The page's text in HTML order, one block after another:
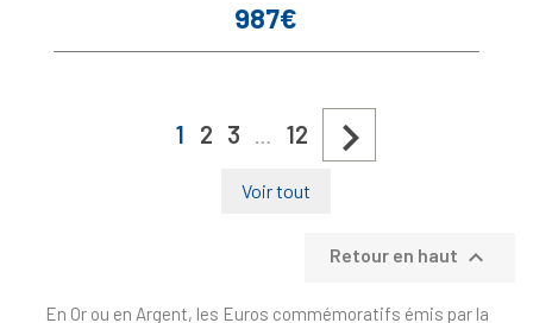
Prix
987€
1 2 3 … 12 
Voir tout
Retour en haut 
En Or ou en Argent, les Euros commémoratifs émis par la